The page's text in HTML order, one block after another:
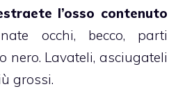
l’osso contenuto
occhi, becco, parti
nero. Lavateli, asciugateli
grossi.